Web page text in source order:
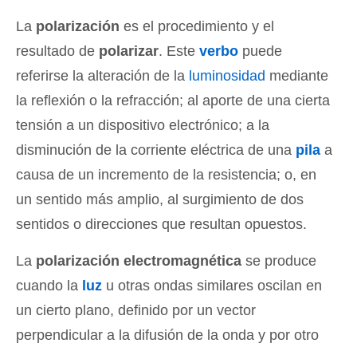
La polarización es el procedimiento y el
resultado de polarizar. Este verbo puede
referirse la alteración de la luminosidad mediante
la reflexión o la refracción; al aporte de una cierta
tensión a un dispositivo electrónico; a la
disminución de la corriente eléctrica de una pila a
causa de un incremento de la resistencia; o, en
un sentido más amplio, al surgimiento de dos
sentidos o direcciones que resultan opuestos.
La polarización electromagnética se produce
cuando la luz u otras ondas similares oscilan en
un cierto plano, definido por un vector
perpendicular a la difusión de la onda y por otro